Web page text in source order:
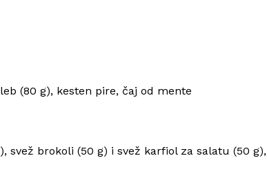
(80 g), kesten pire, čaj od mente
svež brokoli (50 g) i svež karfiol za salatu (50 g),